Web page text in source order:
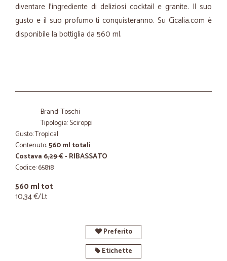
diventare l’ingrediente di deliziosi cocktail e granite. Il suo
gusto e il suo profumo ti conquisteranno. Su Cicalia.com è
disponibile la bottiglia da 560 ml.
Brand: Toschi
Tipologia: Sciroppi
Gusto: Tropical
Contenuto:560 ml totali
Costava6,29 €- RIBASSATO
Codice: 65818
560 ml tot
10,34 €/Lt
Preferito
Etichette